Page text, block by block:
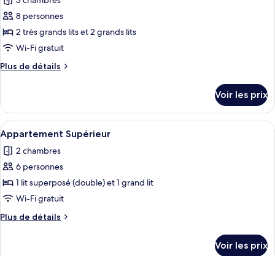
pour
ce
type
chambre :
3
chambres,
piscine
privée
8 personnes
2 très grands lits et 2 grands lits
Wi-Fi gratuit
Plus de détails
Plus
le
type
de
chambre
Appartement
Familial,
chambres,
piscine
Voir les prix
Afficher
toutes
les
photos
pour
ce
type
de
Un lit superposé avec une tête de lit
8
Appartement Supérieur
2 chambres
6 personnes
1 lit superposé (double) et 1 grand lit
Wi-Fi gratuit
Plus de détails
Plus
Voir les prix